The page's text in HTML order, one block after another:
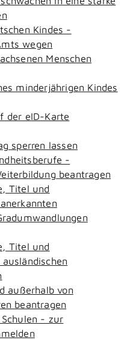
Kindes -
wegen
Menschen
minderjährigen Kindes
der eID-Karte
sperren lassen
-
beantragen
Titel und
Titel und
außerhalb von
beantragen
- zur